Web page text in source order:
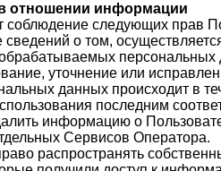
отношении информации
соблюдение следующих прав
о том,
персональных
уточнение или
данных происходит в
последним
информацию о
Сервисов Оператора.
распространять